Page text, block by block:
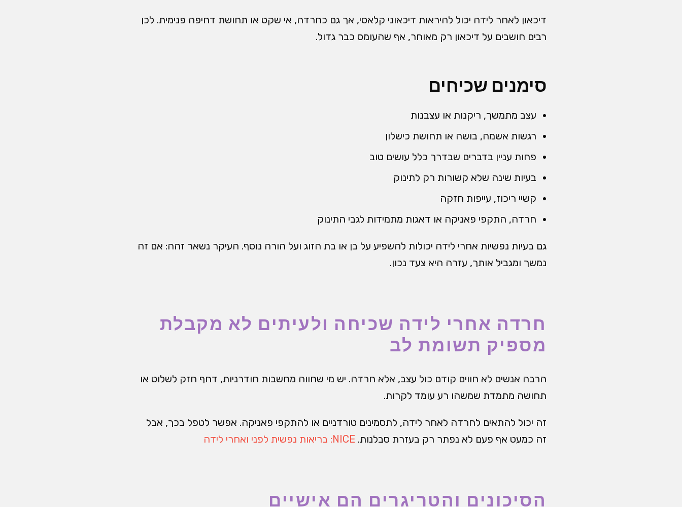
דיכאון לאחר לידה יכול להיראות דיכאוני קלאסי, אך גם כחרדה, אי שקט או תחושת דחיפה פנימית. לכן
רבים חושבים על דיכאון רק מאוחר, אף שהעומס כבר גדול.
סימנים שכיחים
עצב מתמשך, ריקנות או עצבנות
רגשות אשמה, בושה או תחושת כישלון
פחות עניין בדברים שבדרך כלל עושים טוב
בעיות שינה שלא קשורות רק לתינוק
קשיי ריכוז, עייפות חזקה
חרדה, התקפי פאניקה או דאגות מתמידות לגבי התינוק
גם בעיות נפשיות אחרי לידה יכולות להשפיע על בן או בת הזוג ועל הורה נוסף. העיקר נשאר זהה: אם זה
נמשך ומגביל אותך, עזרה היא צעד נכון.
חרדה אחרי לידה שכיחה ולעיתים לא מקבלת
מספיק תשומת לב
הרבה אנשים לא חווים קודם כול עצב, אלא חרדה. יש מי שחווה מחשבות חודרניות, דחף חזק לשלוט או
תחושה מתמדת שמשהו רע עומד לקרות.
זה יכול להתאים לחרדה לאחר לידה, לתסמינים טורדניים או להתקפי פאניקה. אפשר לטפל בכך, אבל
זה כמעט אף פעם לא נפתר רק בעזרת סבלנות. NICE: בריאות נפשית לפני ואחרי לידה
הסיכונים והטריגרים הם אישיים